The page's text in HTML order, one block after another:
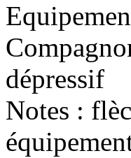
dépressif
Notes :